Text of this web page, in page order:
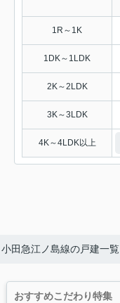
1R～1K
1DK～1LDK
2K～2LDK
3K～3LDK
4K～4LDK以上
小田急江ノ島線の戸建一覧
おすすめこだわり特集